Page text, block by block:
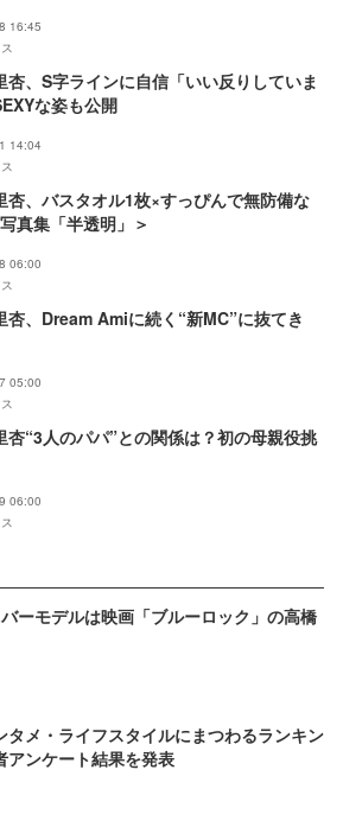
16:45
杏、S字ラインに自信「いい反りしていま
な姿も公開
14:04
杏、バスタオル1枚×すっぴんで無防備な
真集「半透明」＞
06:00
杏、Dream Amiに続く“新MC”に抜てき
05:00
杏“3人のパパ”との関係は？初の母親役挑
06:00
ーモデルは映画「ブルーロック」の高橋
タメ・ライフスタイルにまつわるランキン
アンケート結果を発表